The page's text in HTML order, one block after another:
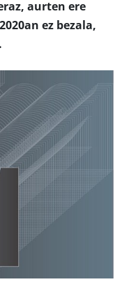
aurten ere
ez bezala,